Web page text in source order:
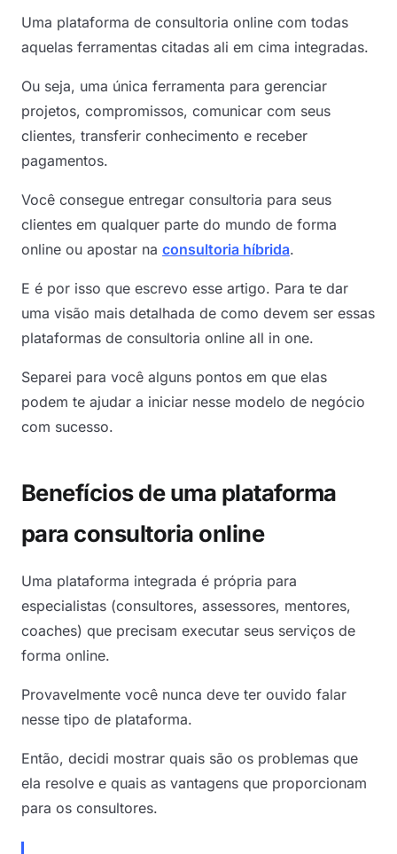
Uma plataforma de consultoria online com todas
aquelas ferramentas citadas ali em cima integradas.
Ou seja, uma única ferramenta para gerenciar
projetos, compromissos, comunicar com seus
clientes, transferir conhecimento e receber
pagamentos.
Você consegue entregar consultoria para seus
clientes em qualquer parte do mundo de forma
online ou apostar na consultoria híbrida.
E é por isso que escrevo esse artigo. Para te dar
uma visão mais detalhada de como devem ser essas
plataformas de consultoria online all in one.
Separei para você alguns pontos em que elas
podem te ajudar a iniciar nesse modelo de negócio
com sucesso.
Benefícios de uma plataforma
para consultoria online
Uma plataforma integrada é própria para
especialistas (consultores, assessores, mentores,
coaches) que precisam executar seus serviços de
forma online.
Provavelmente você nunca deve ter ouvido falar
nesse tipo de plataforma.
Então, decidi mostrar quais são os problemas que
ela resolve e quais as vantagens que proporcionam
para os consultores.